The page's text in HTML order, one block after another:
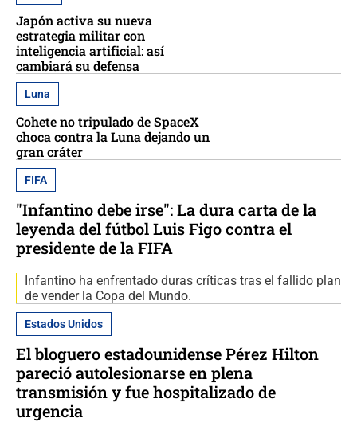
Japón activa su nueva
estrategia militar con
inteligencia artificial: así
cambiará su defensa
Luna
Cohete no tripulado de SpaceX
choca contra la Luna dejando un
gran cráter
FIFA
"Infantino debe irse": La dura carta de la
leyenda del fútbol Luis Figo contra el
presidente de la FIFA
Infantino ha enfrentado duras críticas tras el fallido plan
de vender la Copa del Mundo.
Estados Unidos
El bloguero estadounidense Pérez Hilton
pareció autolesionarse en plena
transmisión y fue hospitalizado de
urgencia